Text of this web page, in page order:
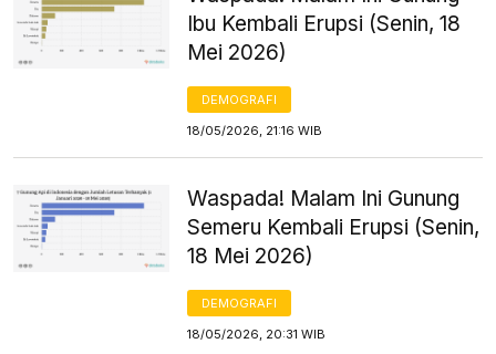
Ibu Kembali Erupsi (Senin, 18
Mei 2026)
DEMOGRAFI
18/05/2026, 21:16 WIB
Waspada! Malam Ini Gunung
Semeru Kembali Erupsi (Senin,
18 Mei 2026)
DEMOGRAFI
18/05/2026, 20:31 WIB